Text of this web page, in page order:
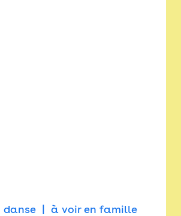
danse à voir en famille